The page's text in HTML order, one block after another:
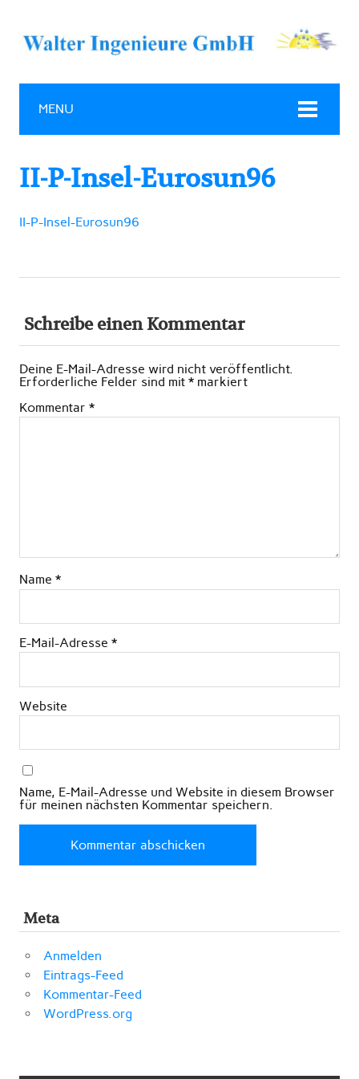
MENU
II-P-Insel-Eurosun96
II-P-Insel-Eurosun96
Schreibe einen Kommentar
Deine E-Mail-Adresse wird nicht veröffentlicht.
Erforderliche Felder sind mit * markiert
Kommentar *
Name *
E-Mail-Adresse *
Website
Name, E-Mail-Adresse und Website in diesem Browser
für meinen nächsten Kommentar speichern.
Meta
Anmelden
Eintrags-Feed
Kommentar-Feed
WordPress.org